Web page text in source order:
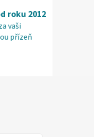
roku 2012
vaši
přízeň